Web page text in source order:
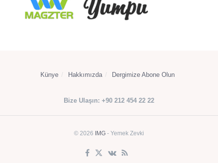
Künye Hakkımızda Dergimize Abone Olun
Bize Ulaşın: +90 212 454 22 22
© 2026 IMG - Yemek Zevki